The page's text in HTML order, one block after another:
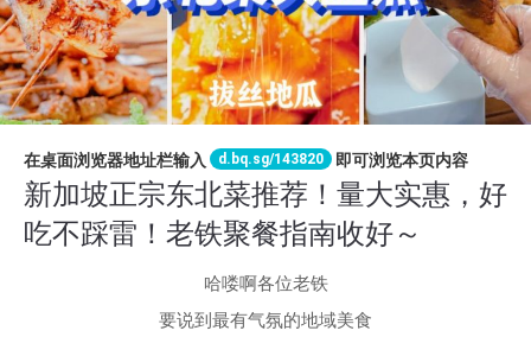
在桌面浏览器地址栏输入 d.bq.sg/143820 即可浏览本页内容
新加坡正宗东北菜推荐！量大实惠，好
吃不踩雷！老铁聚餐指南收好～
哈喽啊各位老铁
要说到最有气氛的地域美食